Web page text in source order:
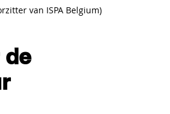
van ISPA Belgium)
de